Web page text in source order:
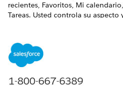
recientes, Favoritos, Mi
Tareas. Usted controla su
sus propias experiencias móviles.
1-800-667-6389